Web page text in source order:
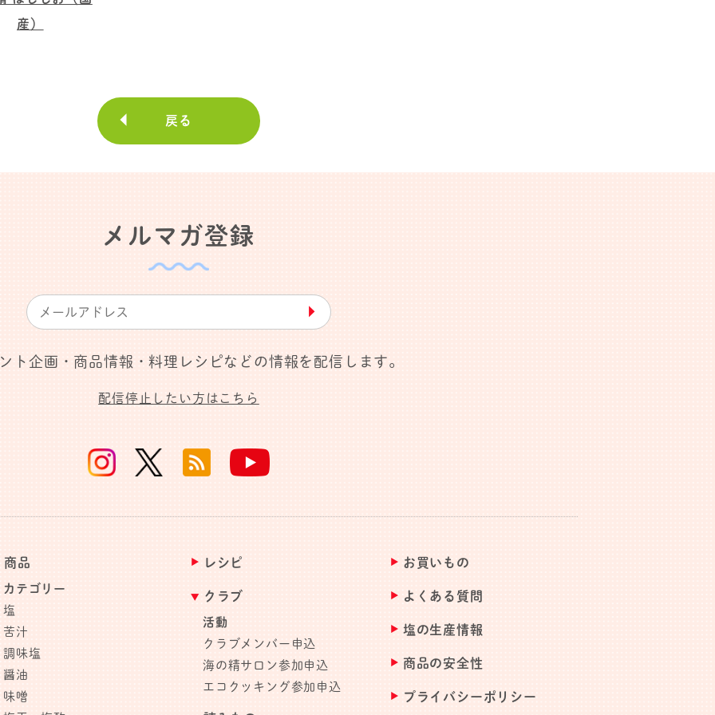
産）
戻る
メルマガ登録
▶︎
ト企画・商品情報・料理レシピなどの情報を配信します。
配信停止したい方はこちら
商品
カテゴリー
塩
苦汁
調味塩
醤油
味噌
レシピ
クラブ
活動
クラブメンバー申込
海の精サロン参加申込
エコクッキング参加申込
お買いもの
よくある質問
塩の生産情報
商品の安全性
プライバシーポリシー